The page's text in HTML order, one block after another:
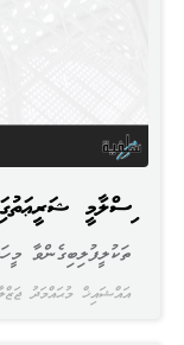
އިސްލާމީ ޝަރީޢަތުގައި
އައްޝައިޚް މުޙައްމަދު
ތަކުލީފުލިބިގެންވާ